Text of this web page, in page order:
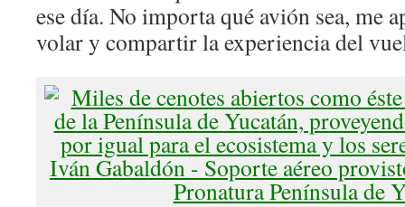
ese día. No importa qué avión sea, me
volar y compartir la experiencia del